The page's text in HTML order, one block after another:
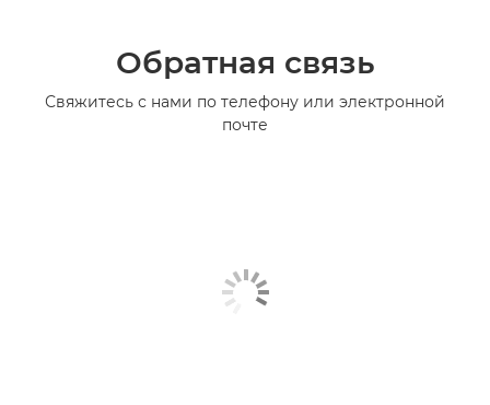
Обратная связь
Свяжитесь с нами по телефону или электронной
почте